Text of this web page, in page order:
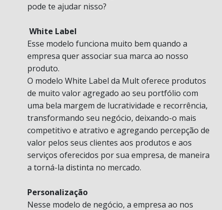
pode te ajudar nisso?
White Label
Esse modelo funciona muito bem quando a
empresa quer associar sua marca ao nosso
produto.
O modelo White Label da Mult oferece produtos
de muito valor agregado ao seu portfólio com
uma bela margem de lucratividade e recorrência,
transformando seu negócio, deixando-o mais
competitivo e atrativo e agregando percepção de
valor pelos seus clientes aos produtos e aos
serviços oferecidos por sua empresa, de maneira
a torná-la distinta no mercado.
Personalização
Nesse modelo de negócio, a empresa ao nos